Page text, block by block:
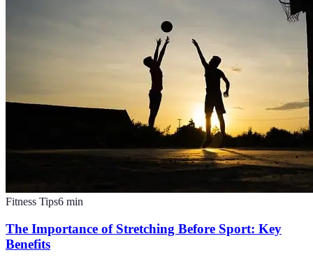
Fitness Tips6 min
The Importance of Stretching Before Sport: Key
Benefits